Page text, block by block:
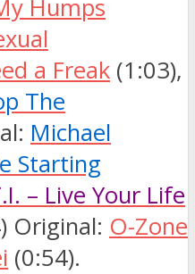
Humps
a Freak (1:03),
The
Michael
Starting
– Live Your Life
Original: O-Zone
(0:54).